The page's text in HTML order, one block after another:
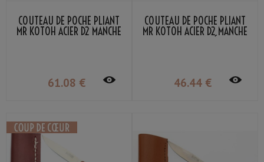
COUTEAU DE POCHE PLIANT
MR KOTOH ACIER D2 MANCHE
61.08 €
COUTEAU DE POCHE PLIANT
MR KOTOH ACIER D2 MANCHE
46.44 €